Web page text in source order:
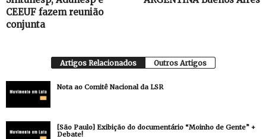
CEEUF fazem reunião
conjunta
Artigos Relacionados Outros Artigos
Nota ao Comitê Nacional da LSR
[São Paulo] Exibição do documentário “Moinho de Gente” +
Debate!